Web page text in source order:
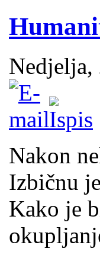
Nedjelja,
Nakon
Izbičnu
Kako je